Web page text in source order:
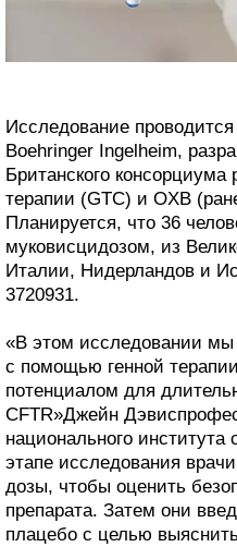
Исследование
Boehringer Ingelheim,
Британского консорциума
терапии (GTC) и OXB
Планируется, что 36
муковисцидозом, из
Италии, Нидерландов и
3720931.
«В этом исследовании мы
с помощью генной
потенциалом для
CFTR»Джейн
национального
этапе исследования
дозы, чтобы оценить
препарата. Затем они
плацебо с целью